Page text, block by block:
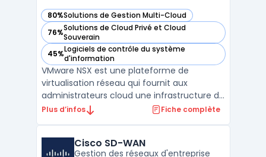
80%Solutions de Gestion Multi-Cloud
— voir VMware NSX dans cette catégorie
76%Solutions de Cloud Privé et Cloud
Souverain
— voir VMware NSX dans cette catégorie
45%Logiciels de contrôle du système
d'information
— voir VMware NSX dans cette catégorie
VMware NSX est une plateforme de
virtualisation réseau qui fournit aux
administrateurs cloud une infrastructure de
gestion centralisée pour le déploiement de
Foundation offre aux équipes IT la
Plus d’infos Fiche complète
Cisco SD-WAN
Gestion des réseaux d'entreprise